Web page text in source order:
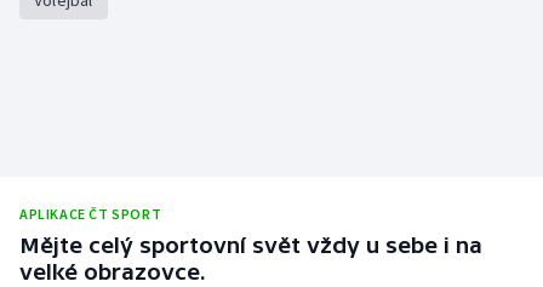
APLIKACE ČT SPORT
Mějte celý sportovní svět vždy u sebe i na
velké obrazovce.